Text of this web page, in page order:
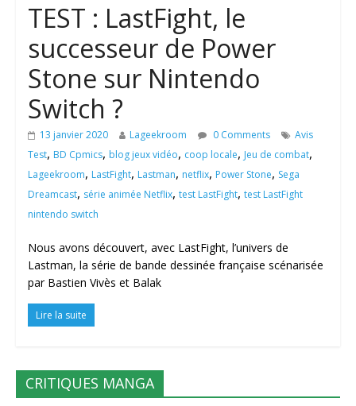
TEST : LastFight, le
successeur de Power
Stone sur Nintendo
Switch ?
13 janvier 2020 Lageekroom 0 Comments
Avis
Test, BD Cpmics, blog jeux vidéo, coop locale, Jeu de combat,
Lageekroom, LastFight, Lastman, netflix, Power Stone, Sega
Dreamcast, série animée Netflix, test LastFight, test LastFight
nintendo switch
Nous avons découvert, avec LastFight, l’univers de
Lastman, la série de bande dessinée française scénarisée
par Bastien Vivès et Balak
Lire la suite
CRITIQUES MANGA